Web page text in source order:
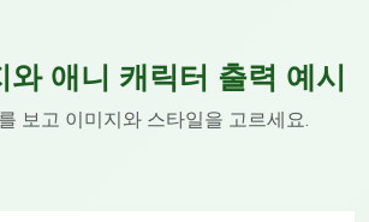
와 애니 캐릭터 출력 예시
보고 이미지와 스타일을 고르세요.